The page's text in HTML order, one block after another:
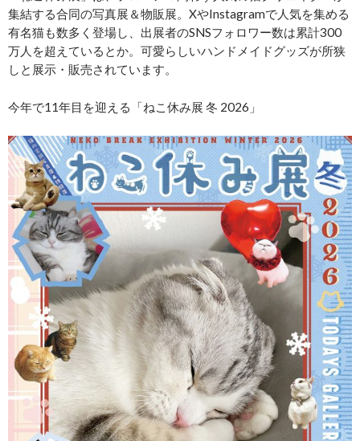
集結する合同の写真展＆物販展。XやInstagramで人気を集める
有名猫も数多く登場し、出展者のSNSフォロワー数は累計300
万人を超えているとか。可愛らしいハンドメイドグッズが所狭
しと展示・販売されています。
今年で11年目を迎える「ねこ休み展 冬 2026」